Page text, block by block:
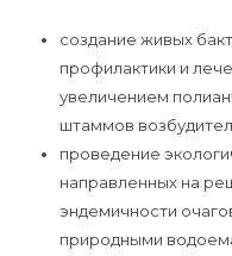
создание живых
профилактики и
увеличением
штаммов
проведение
направленных на
эндемичности
природными